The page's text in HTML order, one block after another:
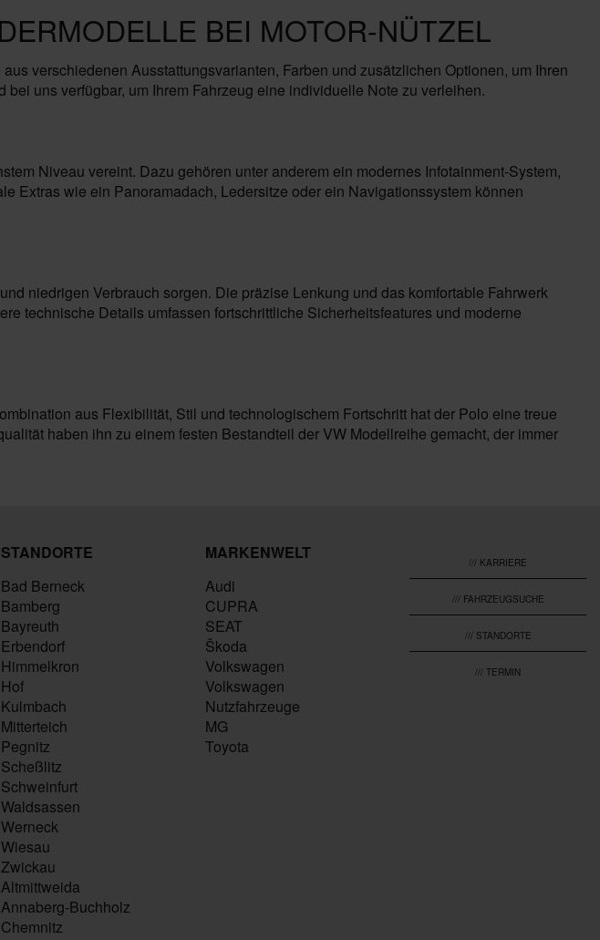
BEI MOTOR-NÜTZEL
verschiedenen Ausstattungsvarianten, Farben und zusätzlichen Optionen, um Ihren
uns verfügbar, um Ihrem Fahrzeug eine individuelle Note zu verleihen.
Niveau vereint. Dazu gehören unter anderem ein modernes Infotainment-System,
Extras wie ein Panoramadach, Ledersitze oder ein Navigationssystem können
niedrigen Verbrauch sorgen. Die präzise Lenkung und das komfortable Fahrwerk
technische Details umfassen fortschrittliche Sicherheitsfeatures und moderne
aus Flexibilität, Stil und technologischem Fortschritt hat der Polo eine treue
haben ihn zu einem festen Bestandteil der VW Modellreihe gemacht, der immer
STANDORTE
Bad Berneck
Bamberg
Bayreuth
Erbendorf
Himmelkron
Hof
Kulmbach
Mitterteich
Pegnitz
Scheßlitz
Schweinfurt
Waldsassen
Werneck
Wiesau
Zwickau
Altmittweida
Annaberg-Buchholz
Chemnitz
MARKENWELT
Audi
CUPRA
SEAT
Škoda
Volkswagen
Volkswagen
Nutzfahrzeuge
MG
Toyota
/// KARRIERE
/// FAHRZEUGSUCHE
/// STANDORTE
/// TERMIN